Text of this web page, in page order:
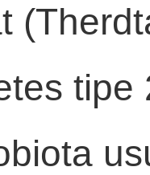
tipe